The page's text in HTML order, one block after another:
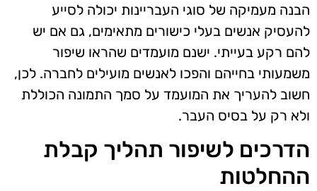
הבנה מעמיקה של סוגי העבריינות יכולה לסייע
להעסיק אנשים בעלי כישורים מתאימים, גם אם יש
להם רקע בעייתי. ישנם מועמדים שהראו שיפור
משמעותי בחייהם והפכו לאנשים מועילים לחברה. לכן,
חשוב להעריך את המועמד על סמך התמונה הכוללת
ולא רק על בסיס העבר.
הדרכים לשיפור תהליך קבלת
ההחלטות